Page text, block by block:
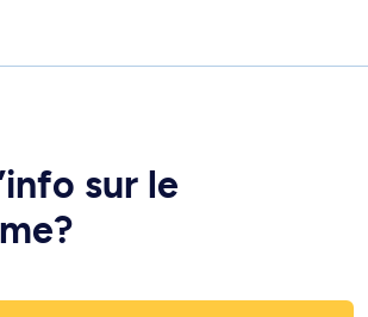
sur le